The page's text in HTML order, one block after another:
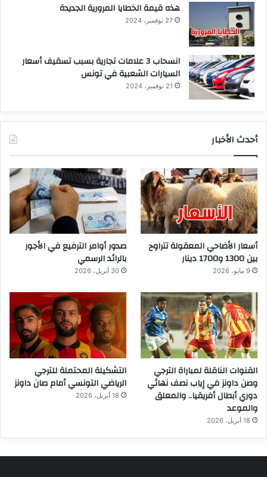
هذه قيمة الخطايا المرورية الجديدة
27 نوفمبر، 2024
انسحاب 3 علامات تجارية بسبب تسقيف أسعار
السيارات الشعبية في تونس
21 نوفمبر، 2024
أحدث الأخبار
أسعار الأضاحي المعقولة تتراوح
بين 1300 و1700 دينار
9 مايو، 2026
صدور أوامر الترفيع في الأجور
بالرائد الرسمي
30 أبريل، 2026
القنوات الناقلة لمباراة الترجي
وصن داونز في إياب نصف نهائي
دوري أبطال أفريقيا.. والمعلق
والموعد
18 أبريل، 2026
التشكيلة المحتملة للترجي
الرياضي التونسي أمام صان داونز
18 أبريل، 2026